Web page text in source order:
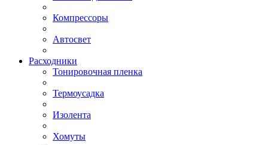
Компрессоры
Автосвет
Расходники
Тонировочная пленка
Термоусадка
Изолента
Хомуты